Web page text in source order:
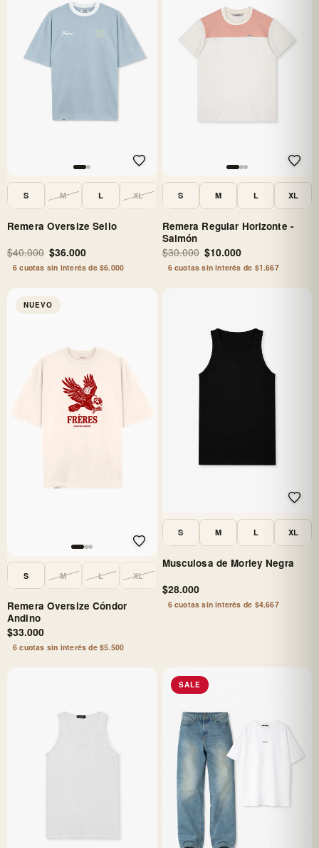
S M L XL
Remera Oversize Sello
$40.000 $36.000
6 cuotas sin interés de $6.000
S M L XL
Remera Regular Horizonte -
Salmón
$30.000 $10.000
6 cuotas sin interés de $1.667
NUEVO
S M L XL
Remera Oversize Cóndor
Andino
$33.000
6 cuotas sin interés de $5.500
S M L XL
Musculosa de Morley Negra
$28.000
6 cuotas sin interés de $4.667
SALE